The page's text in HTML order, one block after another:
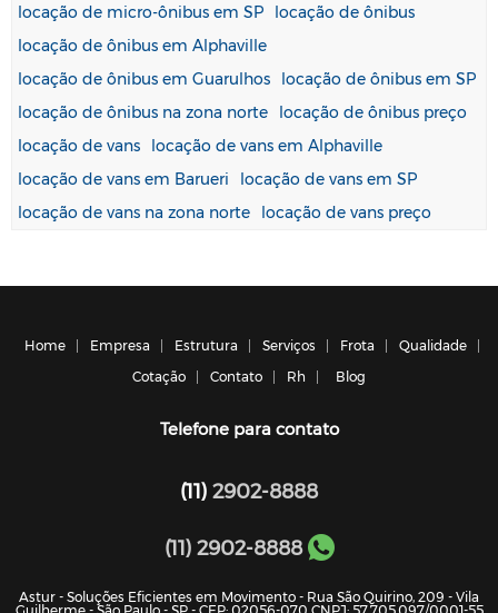
locação de micro-ônibus em SP
locação de ônibus
locação de ônibus em Alphaville
locação de ônibus em Guarulhos
locação de ônibus em SP
locação de ônibus na zona norte
locação de ônibus preço
locação de vans
locação de vans em Alphaville
locação de vans em Barueri
locação de vans em SP
locação de vans na zona norte
locação de vans preço
Home Empresa Estrutura Serviços Frota
Qualidade
Cotação
Contato Rh Blog
Telefone para contato
(11) 2902-8888
(11) 2902-8888
Astur - Soluções Eficientes em Movimento - Rua São Quirino, 209 - Vila